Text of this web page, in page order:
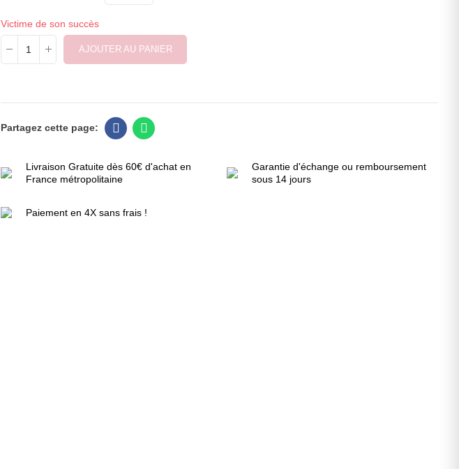
Victime de son succès
AJOUTER AU PANIER
Livraison Gratuite dès 60€ d'achat en
France métropolitaine
Garantie d'échange ou remboursement
sous 14 jours
Paiement en 4X sans frais !